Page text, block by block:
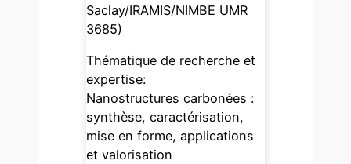
Saclay/IRAMIS/NIMBE UMR
3685)
Thématique de recherche et
expertise:
Nanostructures carbonées :
synthèse, caractérisation,
mise en forme, applications
et valorisation